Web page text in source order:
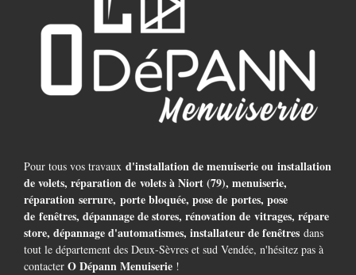
Pour tous vos travaux d'installation de menuiserie ou installation
de volets, réparation de volets à Niort (79), menuiserie,
réparation serrure, porte bloquée, pose de portes, pose
de fenêtres, dépannage de stores, rénovation de vitrages, répare
store, dépannage d'automatismes, installateur de fenêtres dans
tout le département des Deux-Sèvres et sud Vendée, n'hésitez pas à
contacter O Dépann Menuiserie !